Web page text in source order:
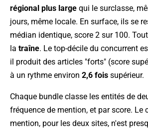
régional plus large qui le surclasse,
jours, même locale. En surface, ils se
médian identique, score 2 sur 100.
la traîne. Le top-décile du concurrent
il produit des articles "forts" (score
à un rythme environ 2,6 fois supérieur.
Chaque bundle classe les entités de
fréquence de mention, et par score. Le
mention, pour les deux sites, n'est